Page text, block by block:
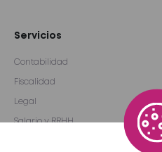
Servicios
Contabilidad
Fiscalidad
Legal
Salario y RRHH